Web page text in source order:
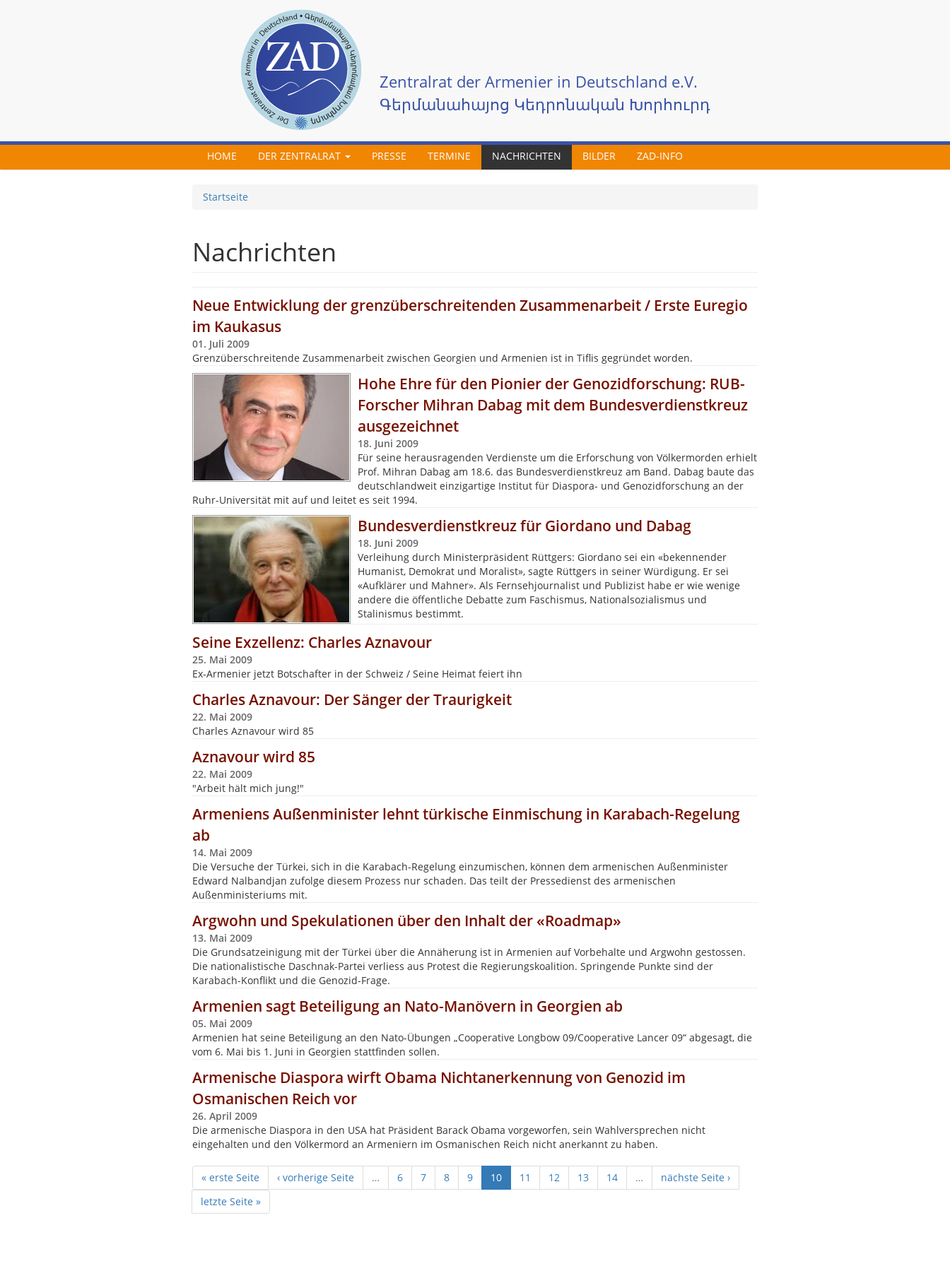
Zentralrat der Armenier in Deutschland e.V.
Գերմանահայոց Կեդրոնական Խորհուրդ
HOME DER ZENTRALRAT PRESSE TERMINE NACHRICHTEN BILDER ZAD-INFO
Startseite
Nachrichten
Neue Entwicklung der grenzüberschreitenden Zusammenarbeit / Erste Euregio
im Kaukasus
01. Juli 2009
Grenzüberschreitende Zusammenarbeit zwischen Georgien und Armenien ist in Tiflis gegründet worden.
Hohe Ehre für den Pionier der Genozidforschung: RUB-
Forscher Mihran Dabag mit dem Bundesverdienstkreuz
ausgezeichnet
18. Juni 2009
Für seine herausragenden Verdienste um die Erforschung von Völkermorden erhielt
Prof. Mihran Dabag am 18.6. das Bundesverdienstkreuz am Band. Dabag baute das
deutschlandweit einzigartige Institut für Diaspora- und Genozidforschung an der
Ruhr-Universität mit auf und leitet es seit 1994.
Bundesverdienstkreuz für Giordano und Dabag
18. Juni 2009
Verleihung durch Ministerpräsident Rüttgers: Giordano sei ein «bekennender
Humanist, Demokrat und Moralist», sagte Rüttgers in seiner Würdigung. Er sei
«Aufklärer und Mahner». Als Fernsehjournalist und Publizist habe er wie wenige
andere die öffentliche Debatte zum Faschismus, Nationalsozialismus und
Stalinismus bestimmt.
Seine Exzellenz: Charles Aznavour
25. Mai 2009
Ex-Armenier jetzt Botschafter in der Schweiz / Seine Heimat feiert ihn
Charles Aznavour: Der Sänger der Traurigkeit
22. Mai 2009
Charles Aznavour wird 85
Aznavour wird 85
22. Mai 2009
"Arbeit hält mich jung!"
Armeniens Außenminister lehnt türkische Einmischung in Karabach-Regelung
ab
14. Mai 2009
Die Versuche der Türkei, sich in die Karabach-Regelung einzumischen, können dem armenischen Außenminister
Edward Nalbandjan zufolge diesem Prozess nur schaden. Das teilt der Pressedienst des armenischen
Außenministeriums mit.
Argwohn und Spekulationen über den Inhalt der «Roadmap»
13. Mai 2009
Die Grundsatzeinigung mit der Türkei über die Annäherung ist in Armenien auf Vorbehalte und Argwohn gestossen.
Die nationalistische Daschnak-Partei verliess aus Protest die Regierungskoalition. Springende Punkte sind der
Karabach-Konflikt und die Genozid-Frage.
Armenien sagt Beteiligung an Nato-Manövern in Georgien ab
05. Mai 2009
Armenien hat seine Beteiligung an den Nato-Übungen „Cooperative Longbow 09/Cooperative Lancer 09“ abgesagt, die
vom 6. Mai bis 1. Juni in Georgien stattfinden sollen.
Armenische Diaspora wirft Obama Nichtanerkennung von Genozid im
Osmanischen Reich vor
26. April 2009
Die armenische Diaspora in den USA hat Präsident Barack Obama vorgeworfen, sein Wahlversprechen nicht
eingehalten und den Völkermord an Armeniern im Osmanischen Reich nicht anerkannt zu haben.
« erste Seite ‹ vorherige Seite … 6 7 8 9 10 11 12 13 14 …
nächste Seite ›
letzte Seite »